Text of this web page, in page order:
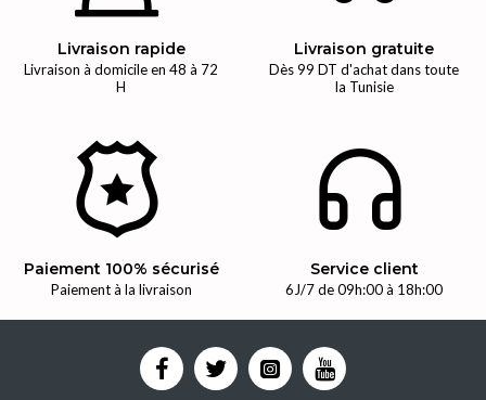
Livraison rapide
Livraison à domicile en 48 à 72
H
Livraison gratuite
Dès 99 DT d'achat dans toute
la Tunisie
Paiement 100% sécurisé
Paiement à la livraison
Service client
6J/7 de 09h:00 à 18h:00